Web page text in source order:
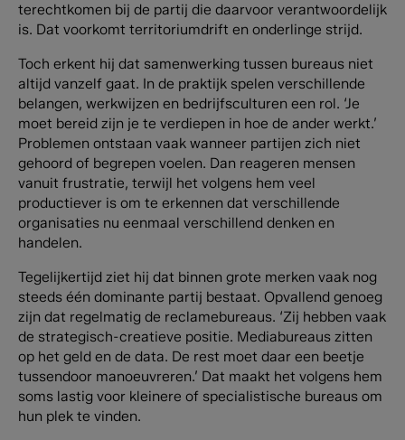
terechtkomen bij de partij die daarvoor verantwoordelijk
is. Dat voorkomt territoriumdrift en onderlinge strijd.
Toch erkent hij dat samenwerking tussen bureaus niet
altijd vanzelf gaat. In de praktijk spelen verschillende
belangen, werkwijzen en bedrijfsculturen een rol. ‘Je
moet bereid zijn je te verdiepen in hoe de ander werkt.’
Problemen ontstaan vaak wanneer partijen zich niet
gehoord of begrepen voelen. Dan reageren mensen
vanuit frustratie, terwijl het volgens hem veel
productiever is om te erkennen dat verschillende
organisaties nu eenmaal verschillend denken en
handelen.
Tegelijkertijd ziet hij dat binnen grote merken vaak nog
steeds één dominante partij bestaat. Opvallend genoeg
zijn dat regelmatig de reclamebureaus. ‘Zij hebben vaak
de strategisch-creatieve positie. Mediabureaus zitten
op het geld en de data. De rest moet daar een beetje
tussendoor manoeuvreren.’ Dat maakt het volgens hem
soms lastig voor kleinere of specialistische bureaus om
hun plek te vinden.